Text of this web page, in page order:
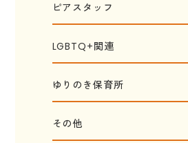
ピアスタッフ
LGBTQ+関連
ゆりのき保育所
その他